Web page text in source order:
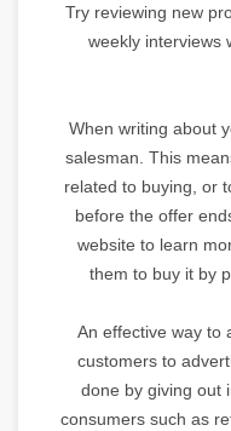
Try reviewing new
weekly interviews
When writing about
salesman. This
related to buying, or
before the offer
website to learn
them to buy it by
An effective way to
customers to
done by giving out
consumers such as